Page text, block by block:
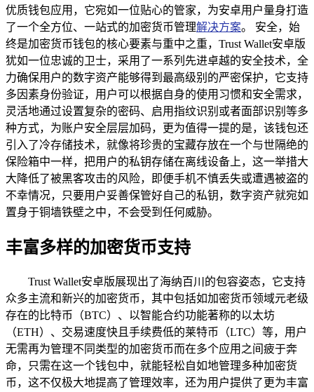
优质钱包应用，它宛如一位贴心的管家，为安卓用户量身打造
了一个全方位、一站式的加密货币管理解决方案。 安全，始
终是加密货币钱包的核心要素与重中之重，Trust Wallet安卓版
犹如一位忠诚的卫士，采用了一系列先进卓越的安全技术，全
力确保用户的数字资产能够得到最高级别的严密保护，它支持
多因素身份验证，用户可以根据自身的使用习惯和安全需求，
灵活地通过设置复杂的密码、启用指纹识别或者面部识别等多
种方式，为账户安全层层加码，更为值得一提的是，该钱包还
引入了冷存储技术，就像将珍贵的宝藏存放在一个与世隔绝的
保险箱中一样，把用户的私钥存储在离线设备上，这一举措大
大降低了被黑客攻击的风险，即便手机不慎丢失或遭遇被盗的
不幸情况，只要用户妥善保管好自己的私钥，数字资产就宛如
置身于铜墙铁壁之中，不会受到任何威胁。
丰富多样的加密货币支持
Trust Wallet安卓版展现出了海纳百川的包容姿态，它支持
众多主流和新兴的加密货币，其中包括如加密货币领域元老级
存在的比特币（BTC）、以智能合约功能著称的以太坊
（ETH）、交易速度快且手续费低的莱特币（LTC）等，用户
无需再为管理不同类型的加密货币而在多个应用之间疲于奔
命，只需在这一个钱包中，就能轻松自如地管理多种加密货
币，这不仅极大地提高了管理效率，还为用户提供了更为丰富